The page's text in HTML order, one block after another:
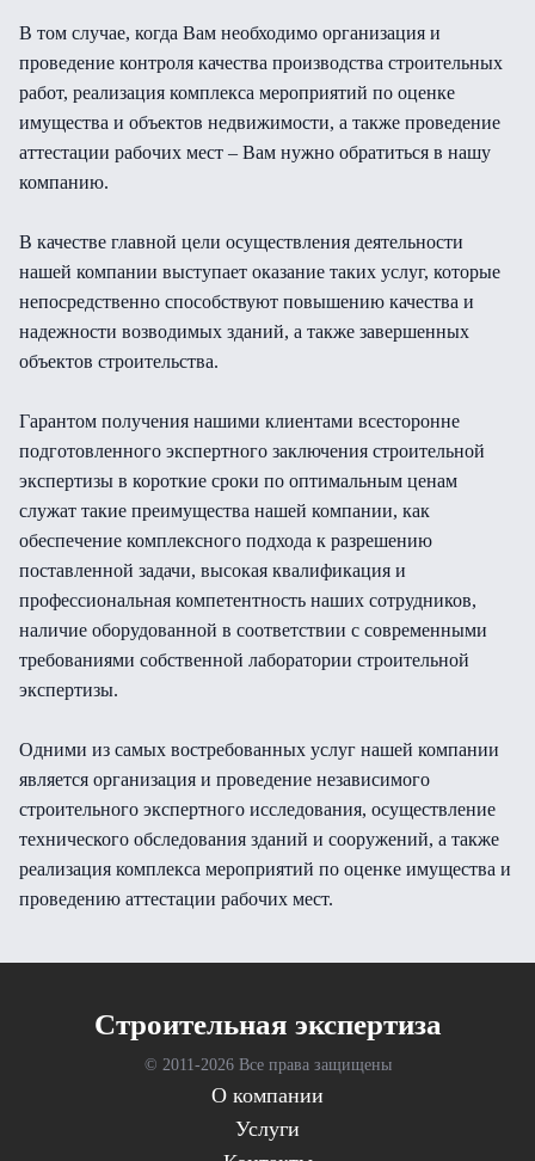
В том случае, когда Вам необходимо организация и
проведение контроля качества производства строительных
работ, реализация комплекса мероприятий по оценке
имущества и объектов недвижимости, а также проведение
аттестации рабочих мест – Вам нужно обратиться в нашу
компанию.
В качестве главной цели осуществления деятельности
нашей компании выступает оказание таких услуг, которые
непосредственно способствуют повышению качества и
надежности возводимых зданий, а также завершенных
объектов строительства.
Гарантом получения нашими клиентами всесторонне
подготовленного экспертного заключения строительной
экспертизы в короткие сроки по оптимальным ценам
служат такие преимущества нашей компании, как
обеспечение комплексного подхода к разрешению
поставленной задачи, высокая квалификация и
профессиональная компетентность наших сотрудников,
наличие оборудованной в соответствии с современными
требованиями собственной лаборатории строительной
экспертизы.
Одними из самых востребованных услуг нашей компании
является организация и проведение независимого
строительного экспертного исследования, осуществление
технического обследования зданий и сооружений, а также
реализация комплекса мероприятий по оценке имущества и
проведению аттестации рабочих мест.
Cтроительная экспертиза
© 2011-2026 Все права защищены
О компании
Услуги